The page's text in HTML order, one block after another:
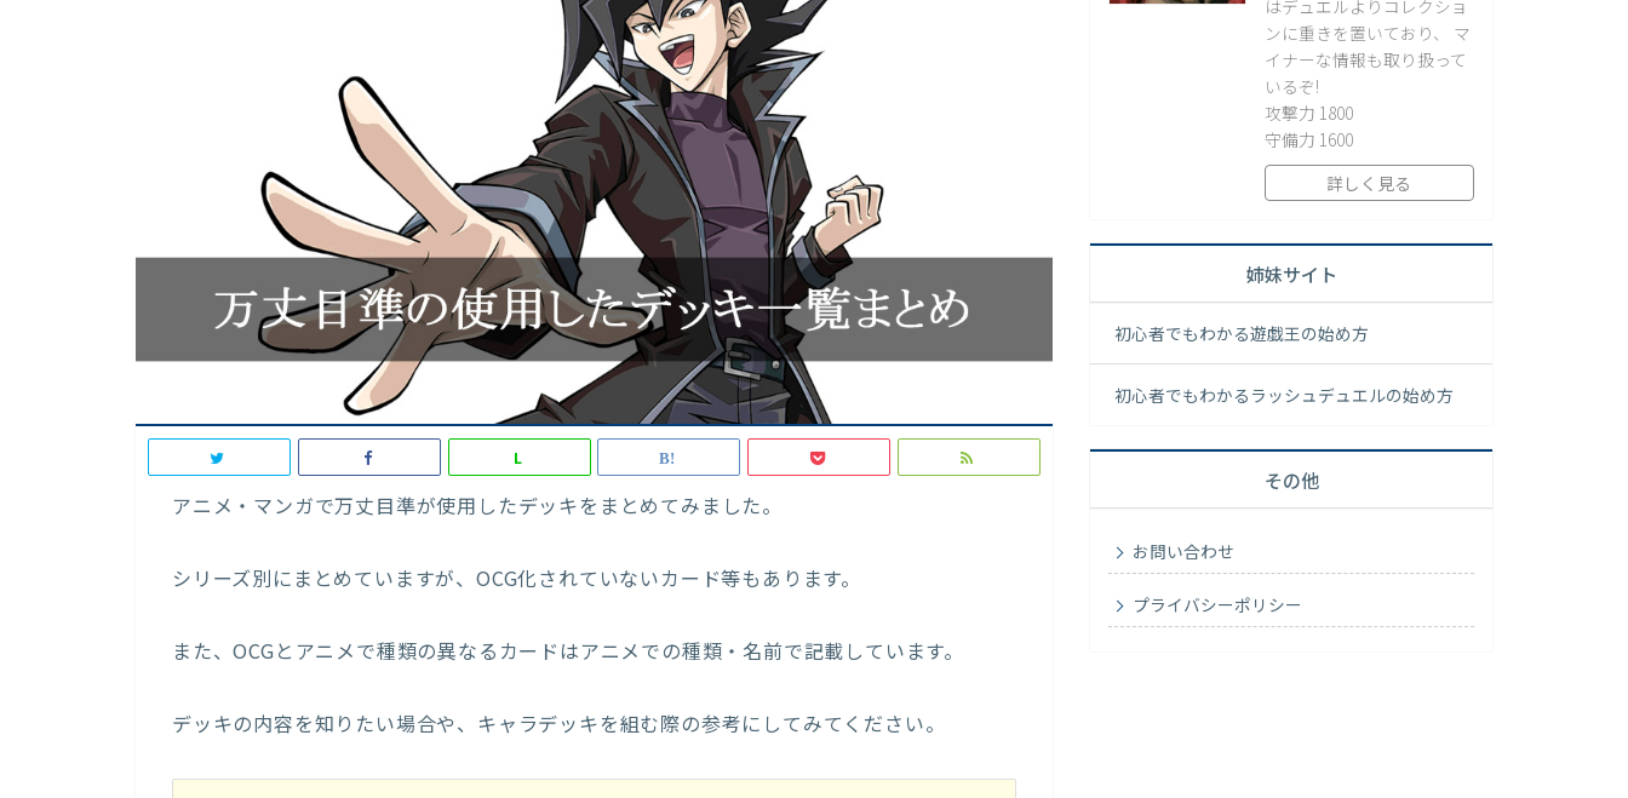
L
アニメ・マンガで万丈目準が使用したデッキをまとめてみました。
シリーズ別にまとめていますが、OCG化されていないカード等もあります。
また、OCGとアニメで種類の異なるカードはアニメでの種類・名前で記載しています。
デッキの内容を知りたい場合や、キャラデッキを組む際の参考にしてみてください。
はデュエルよりコレクショ
ンに重きを置いており、 マ
イナーな情報も取り扱って
いるぞ!
攻撃力 1800
守備力 1600
詳しく見る
姉妹サイト
初心者でもわかる遊戯王の始め方
初心者でもわかるラッシュデュエルの始め方
その他
お問い合わせ
プライバシーポリシー